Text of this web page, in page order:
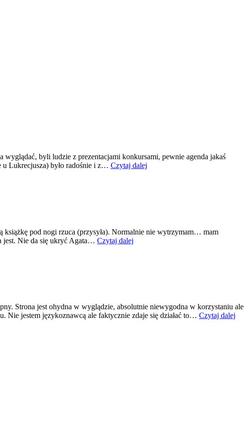
wyglądać, byli ludzie z prezentacjami konkursami, pewnie agenda jakaś
u Lukrecjusza) było radośnie i z… Czytaj dalej
książkę pod nogi rzuca (przysyła). Normalnie nie wytrzymam… mam
jest. Nie da się ukryć Agata… Czytaj dalej
Strona jest ohydna w wyglądzie, absolutnie niewygodna w korzystaniu ale
Nie jestem językoznawcą ale faktycznie zdaje się działać to… Czytaj dalej